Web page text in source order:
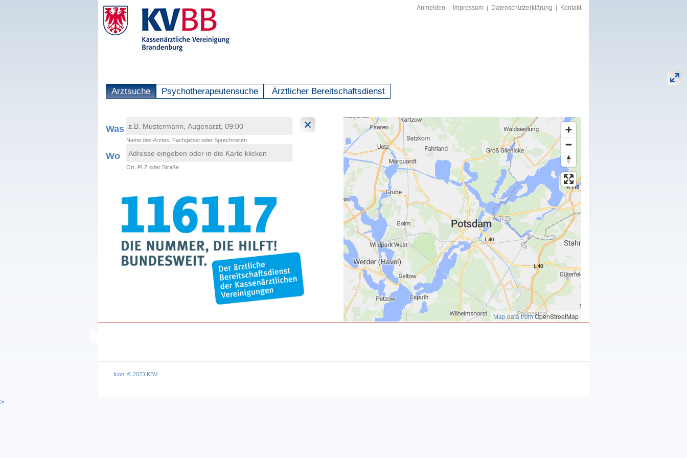
Anmelden | Impressum | Datenschutzerklärung | Kontakt |
Arztsuche Psychotherapeutensuche Ärztlicher Bereitschaftsdienst
Was
Name des Arztes, Fachgebiet oder Sprechzeiten
Wo
Ort, PLZ oder Straße
Map data fromOpenStreetMap
Icon: © 2023 KBV
>